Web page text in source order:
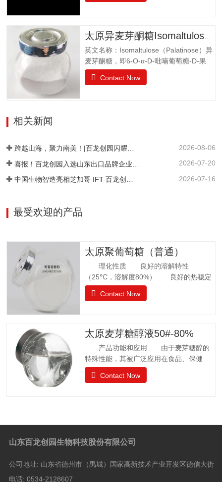
差不大水苏糖没有还原性可添加在液体食
小，效果显著，不会破坏原有食品的风
味。添加在焙烤食品中，可保持水分，…
用于功能食品、营养保健食品、冷饮食品
以及低热值食品和运动型饮料配方中。结
晶果糖质量标准GBT20882.3项目要求外观
白色晶体或结晶性粉末气味具有产品特有
的气味果糖（占干基比）/% ≥99.0干燥失
重/%≤0.5pH值4.0~7.05-羟甲基糠醛（以吸
英文名称：Isomaltulose（Palatinose）异
麦芽酮糖，即6-O-α-D-吡喃葡萄糖-D-果
糖，是一种结晶状的还原性二糖，由葡萄
糖与果糖以α-1,6糖苷键结合而成。分子式
能力很强。热稳定比蔗糖略差，不被大多
数细菌和酵母所发酵。遮蔽异味，平衡口
感和风味。在高温下长时间加热比蔗糖稍
易容易着色。 法规许可中国：食品添加剂
Contact Now
相关新闻
跨越山海，聚力南美！|百龙创园闪耀巴西 FiSA 南美食品配料展，深耕健康配料市场 2026-08-06
2026-07-20
2026-07-16
最受欢迎的产品
太原聚葡萄糖（普通）
理化性质 良好的溶解特性
（25℃，溶解度80%） 良好的热稳定
性 环境湿度高，充分吸水 法规
许可 57个国家批准应用聚葡萄糖.
聚葡萄糖质量标准 GB25541-2010项目
葡萄糖(以干基、无灰分品计), w/%
≥90.0 干燥减量，w
Contact Now
太原麦芽糖醇液50#-80%
产品功能和应用 由于麦芽糖醇的
特殊性能，其被广泛应用在食品、保健
品、日常卫生品种，例如冰淇淋、果汁制
品、饼干、酱菜、糖果等。 麦芽糖醇
≤—8.0 8.0 水分 W/%1132.0 还原糖（以葡
≤0.10.10.1比旋光度 αm（20℃，
酸盐（以SO4计）/(mg/kg) ≤100100100氯
Contact Now
山东百龙创园生物科技股份有限公司
公司地址: 山东省德州市（禹城）国家高新技术产业开发区德信大街
电话: 0534-2128607